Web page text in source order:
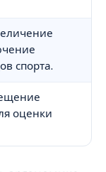
спорта.
оценки